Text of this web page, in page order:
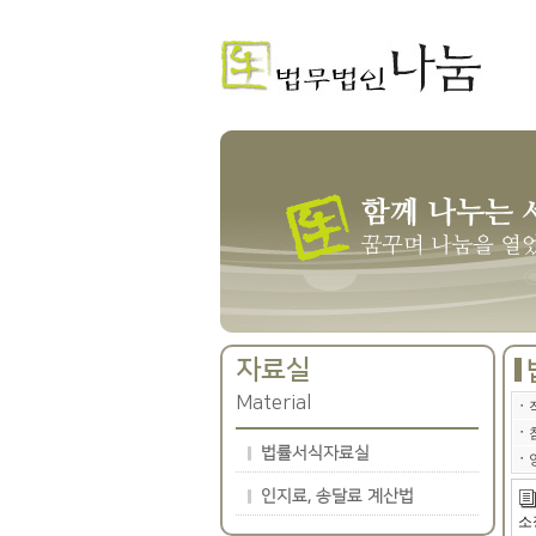
자료실
Material
법률서식자료실
인지료, 송달료 계산법
ㆍ
ㆍ
ㆍ
소